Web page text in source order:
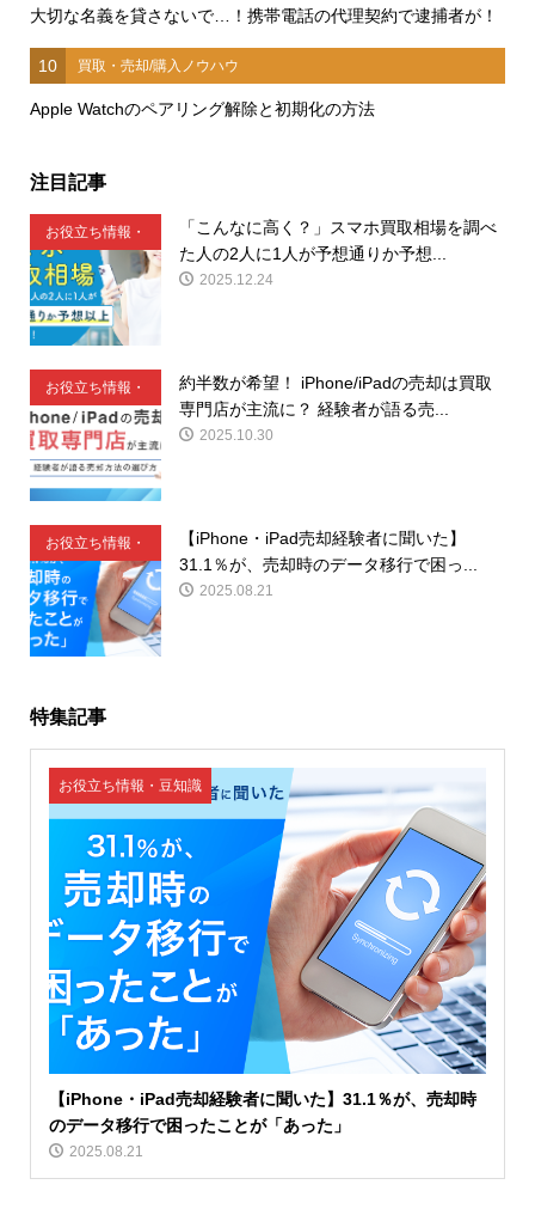
大切な名義を貸さないで…！携帯電話の代理契約で逮捕者が！
10 買取・売却/購入ノウハウ
Apple Watchのペアリング解除と初期化の方法
注目記事
お役立ち情報・
豆知識
「こんなに高く？」スマホ買取相場を調べ
た人の2人に1人が予想通りか予想...
2025.12.24
お役立ち情報・
豆知識
約半数が希望！ iPhone/iPadの売却は買取
専門店が主流に？ 経験者が語る売...
2025.10.30
お役立ち情報・
豆知識
【iPhone・iPad売却経験者に聞いた】
31.1％が、売却時のデータ移行で困っ...
2025.08.21
特集記事
お役立ち情報・豆知識
【iPhone・iPad売却経験者に聞いた】31.1％が、売却時
のデータ移行で困ったことが「あった」
2025.08.21